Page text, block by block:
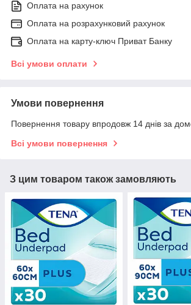
Оплата на рахунок
Оплата на розрахунковий рахунок
Оплата на карту-ключ Приват Банку
Всі умови оплати
Умови повернення
Повернення товару впродовж 14 днів за
Всі умови повернення
З цим товаром також замовляють